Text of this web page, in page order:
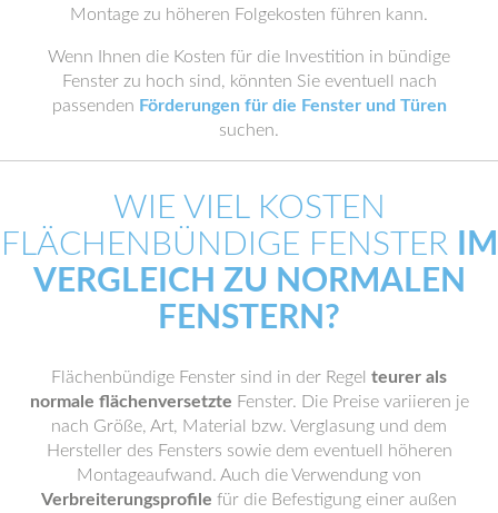
Montage zu höheren Folgekosten führen kann.
Wenn Ihnen die Kosten für die Investition in bündige
Fenster zu hoch sind, könnten Sie eventuell nach
passenden Förderungen für die Fenster und Türen
suchen.
WIE VIEL KOSTEN
FLÄCHENBÜNDIGE FENSTER
IM
VERGLEICH ZU NORMALEN
FENSTERN?
Flächenbündige Fenster sind in der Regel teurer als
normale flächenversetzte Fenster. Die Preise variieren je
nach Größe, Art, Material bzw. Verglasung und dem
Hersteller des Fensters sowie dem eventuell höheren
Montageaufwand. Auch die Verwendung von
Verbreiterungsprofile für die Befestigung einer außen